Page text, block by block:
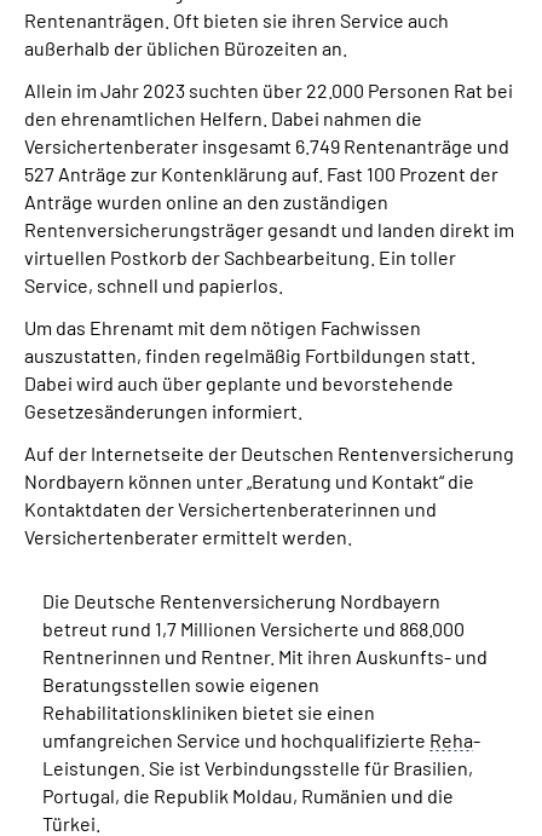
Suche
Mein Kundenportal
Rentenanträgen. Oft bieten sie ihren Service auch
außerhalb der üblichen Bürozeiten an.
Allein im Jahr 2023 suchten über 22.000 Personen Rat bei
den ehrenamtlichen Helfern. Dabei nahmen die
Versichertenberater insgesamt 6.749 Rentenanträge und
527 Anträge zur Kontenklärung auf. Fast 100 Prozent der
Anträge wurden online an den zuständigen
Rentenversicherungsträger gesandt und landen direkt im
virtuellen Postkorb der Sachbearbeitung. Ein toller
Service, schnell und papierlos.
Um das Ehrenamt mit dem nötigen Fachwissen
auszustatten, finden regelmäßig Fortbildungen statt.
Dabei wird auch über geplante und bevorstehende
Gesetzesänderungen informiert.
Auf der Internetseite der Deutschen Rentenversicherung
Nordbayern können unter „Beratung und Kontakt“ die
Kontaktdaten der Versichertenberaterinnen und
Versichertenberater ermittelt werden.
Die Deutsche Rentenversicherung Nordbayern
betreut rund 1,7 Millionen Versicherte und 868.000
Rentnerinnen und Rentner. Mit ihren Auskunfts- und
Beratungsstellen sowie eigenen
Rehabilitationskliniken bietet sie einen
umfangreichen Service und hochqualifizierte Reha-
Leistungen. Sie ist Verbindungsstelle für Brasilien,
Portugal, die Republik Moldau, Rumänien und die
Türkei.